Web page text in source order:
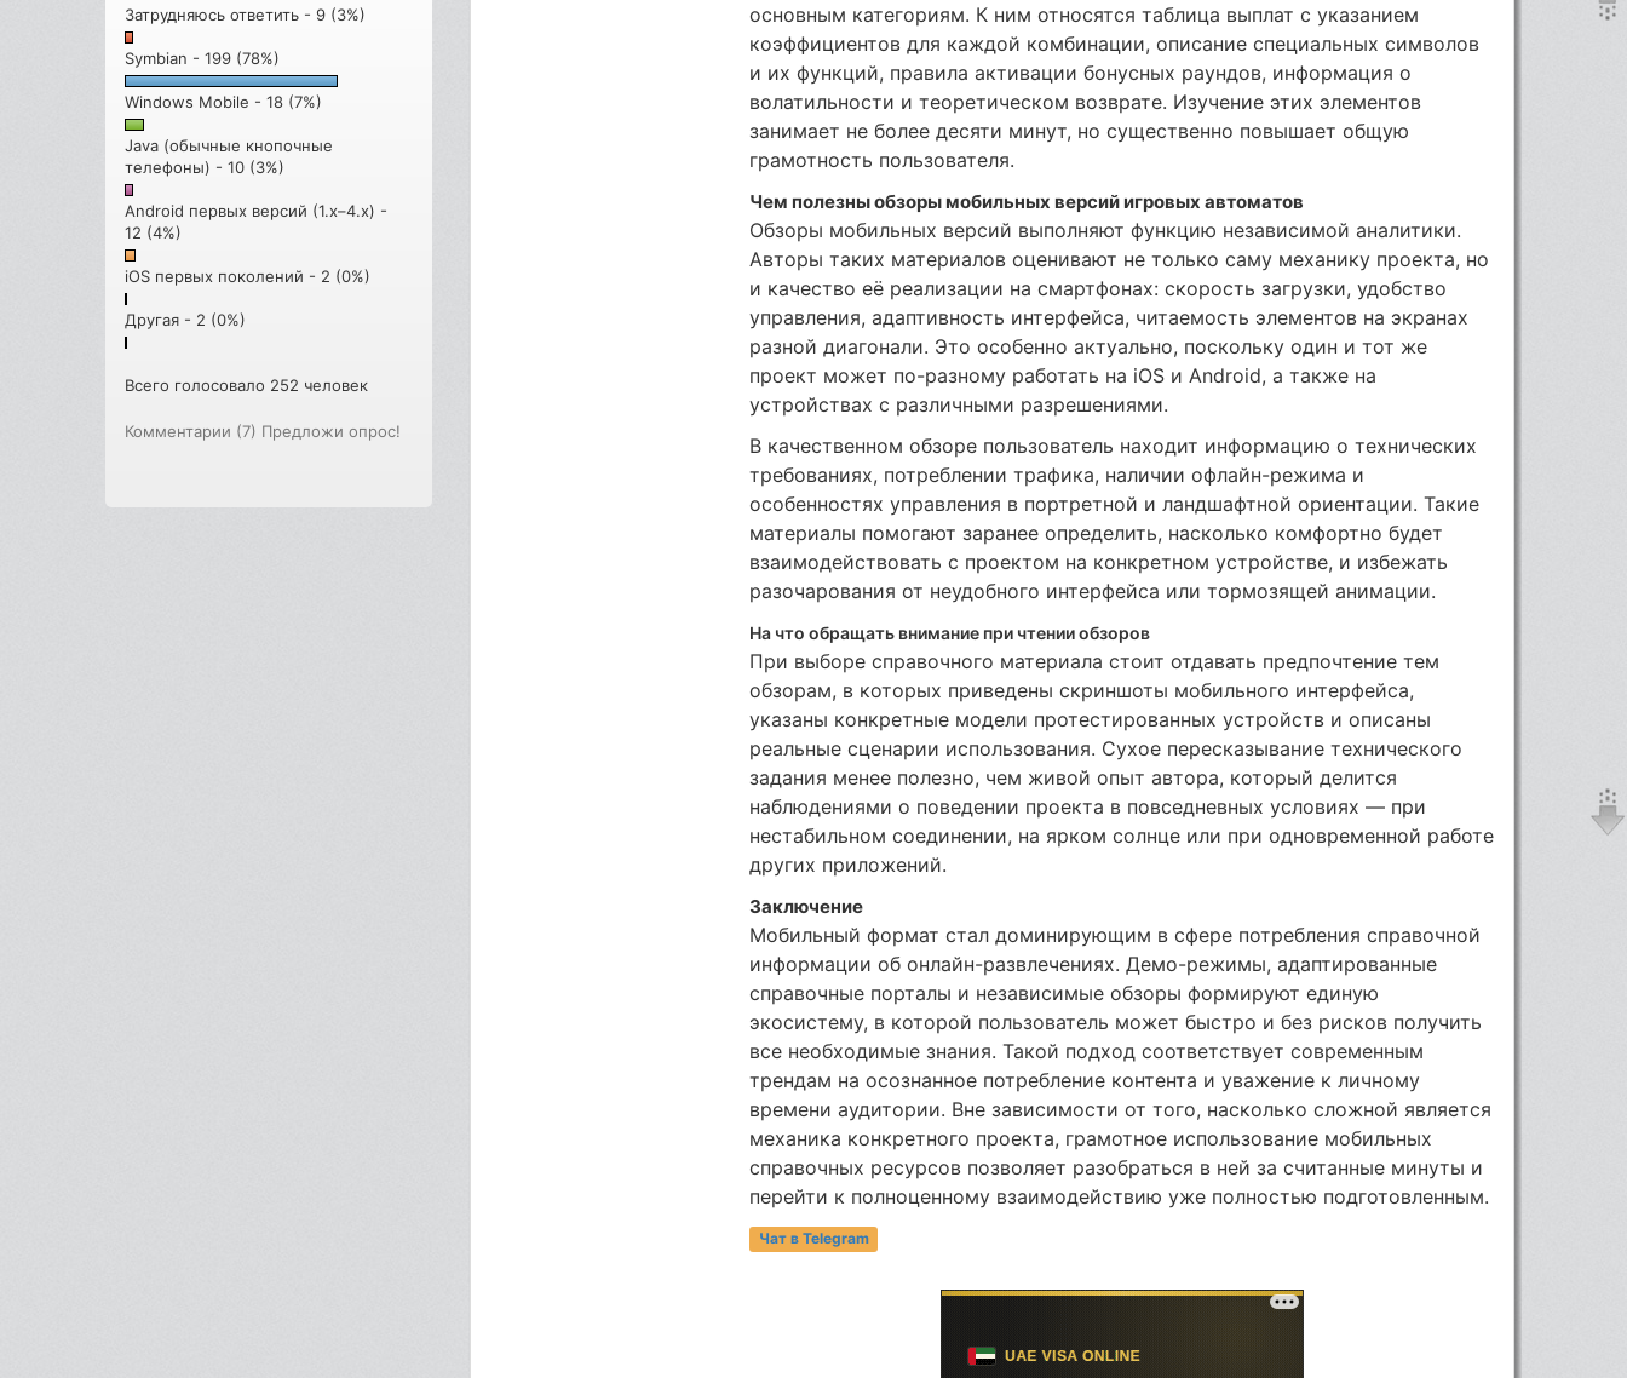
Затрудняюсь ответить - 9 (3%)
Symbian - 199 (78%)
Windows Mobile - 18 (7%)
Java (обычные кнопочные
телефоны) - 10 (3%)
Android первых версий (1.x–4.x) -
12 (4%)
iOS первых поколений - 2 (0%)
Другая - 2 (0%)
Всего голосовало 252 человек
Комментарии (7) Предложи опрос!
основным категориям. К ним относятся таблица выплат с указанием
коэффициентов для каждой комбинации, описание специальных символов
и их функций, правила активации бонусных раундов, информация о
волатильности и теоретическом возврате. Изучение этих элементов
занимает не более десяти минут, но существенно повышает общую
грамотность пользователя.
Чем полезны обзоры мобильных версий игровых автоматов
Обзоры мобильных версий выполняют функцию независимой аналитики.
Авторы таких материалов оценивают не только саму механику проекта, но
и качество её реализации на смартфонах: скорость загрузки, удобство
управления, адаптивность интерфейса, читаемость элементов на экранах
разной диагонали. Это особенно актуально, поскольку один и тот же
проект может по-разному работать на iOS и Android, а также на
устройствах с различными разрешениями.
В качественном обзоре пользователь находит информацию о технических
требованиях, потреблении трафика, наличии офлайн-режима и
особенностях управления в портретной и ландшафтной ориентации. Такие
материалы помогают заранее определить, насколько комфортно будет
взаимодействовать с проектом на конкретном устройстве, и избежать
разочарования от неудобного интерфейса или тормозящей анимации.
На что обращать внимание при чтении обзоров
При выборе справочного материала стоит отдавать предпочтение тем
обзорам, в которых приведены скриншоты мобильного интерфейса,
указаны конкретные модели протестированных устройств и описаны
реальные сценарии использования. Сухое пересказывание технического
задания менее полезно, чем живой опыт автора, который делится
наблюдениями о поведении проекта в повседневных условиях — при
нестабильном соединении, на ярком солнце или при одновременной работе
других приложений.
Заключение
Мобильный формат стал доминирующим в сфере потребления справочной
информации об онлайн-развлечениях. Демо-режимы, адаптированные
справочные порталы и независимые обзоры формируют единую
экосистему, в которой пользователь может быстро и без рисков получить
все необходимые знания. Такой подход соответствует современным
трендам на осознанное потребление контента и уважение к личному
времени аудитории. Вне зависимости от того, насколько сложной является
механика конкретного проекта, грамотное использование мобильных
справочных ресурсов позволяет разобраться в ней за считанные минуты и
перейти к полноценному взаимодействию уже полностью подготовленным.
Чат в Telegram